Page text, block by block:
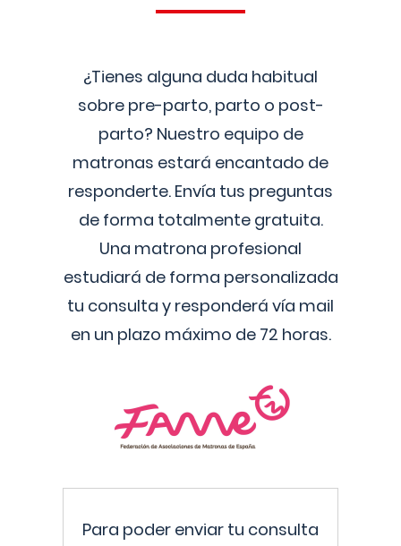
¿Tienes alguna duda habitual
sobre pre-parto, parto o post-
parto? Nuestro equipo de
matronas estará encantado de
responderte. Envía tus preguntas
de forma totalmente gratuita.
Una matrona profesional
estudiará de forma personalizada
tu consulta y responderá vía mail
en un plazo máximo de 72 horas.
Para poder enviar tu consulta